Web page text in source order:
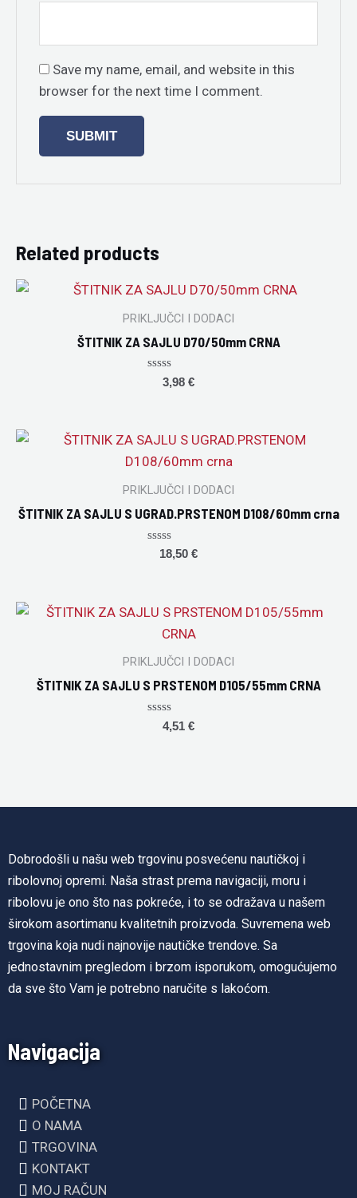
Save my name, email, and website in this
browser for the next time I comment.
Related products
PRIKLJUČCI I DODACI
ŠTITNIK ZA SAJLU D70/50mm CRNA
Rated
3,98 €
PRIKLJUČCI I DODACI
ŠTITNIK ZA SAJLU S UGRAD.PRSTENOM D108/60mm crna
Rated
18,50 €
PRIKLJUČCI I DODACI
ŠTITNIK ZA SAJLU S PRSTENOM D105/55mm CRNA
Rated
4,51 €
Dobrodošli u našu web trgovinu posvećenu nautičkoj i
ribolovnoj opremi. Naša strast prema navigaciji, moru i
ribolovu je ono što nas pokreće, i to se odražava u našem
širokom asortimanu kvalitetnih proizvoda. Suvremena web
trgovina koja nudi najnovije nautičke trendove. Sa
jednostavnim pregledom i brzom isporukom, omogućujemo
da sve što Vam je potrebno naručite s lakoćom.
Navigacija
POČETNA
O NAMA
TRGOVINA
KONTAKT
MOJ RAČUN